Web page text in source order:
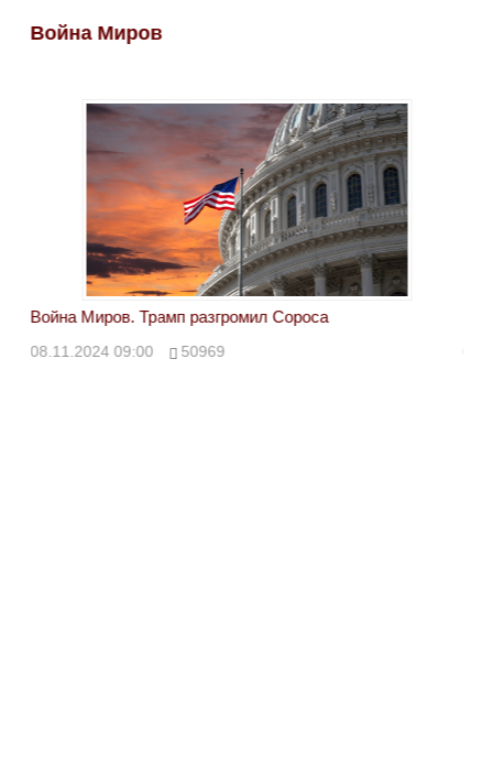
Война Миров
Война Миров. Трамп разгромил Сороса
08.11.2024 09:00 50969